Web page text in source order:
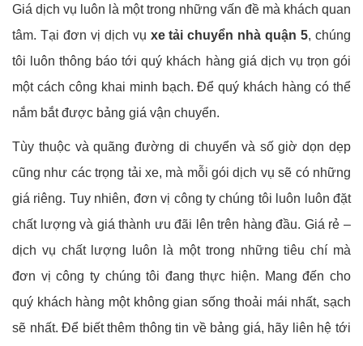
Giá dịch vụ luôn là một trong những vấn đề mà khách quan
tâm. Tại đơn vị dịch vụ xe tải chuyển nhà quận 5, chúng
tôi luôn thông báo tới quý khách hàng giá dịch vụ trọn gói
một cách công khai minh bạch. Để quý khách hàng có thể
nắm bắt được bảng giá vận chuyển.
Tùy thuộc và quãng đường di chuyển và số giờ dọn dẹp
cũng như các trọng tải xe, mà mỗi gói dịch vụ sẽ có những
giá riêng. Tuy nhiên, đơn vị công ty chúng tôi luôn luôn đặt
chất lượng và giá thành ưu đãi lên trên hàng đầu. Giá rẻ –
dịch vụ chất lượng luôn là một trong những tiêu chí mà
đơn vị công ty chúng tôi đang thực hiện. Mang đến cho
quý khách hàng một không gian sống thoải mái nhất, sạch
sẽ nhất. Để biết thêm thông tin về bảng giá, hãy liên hệ tới